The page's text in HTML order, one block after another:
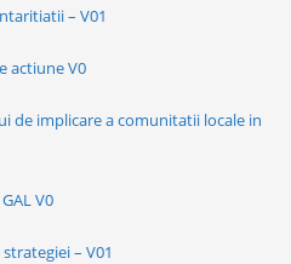
– V01
actiune V0
de implicare a comunitatii locale in
V0
– V01